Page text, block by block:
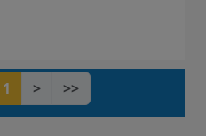
1 > >>